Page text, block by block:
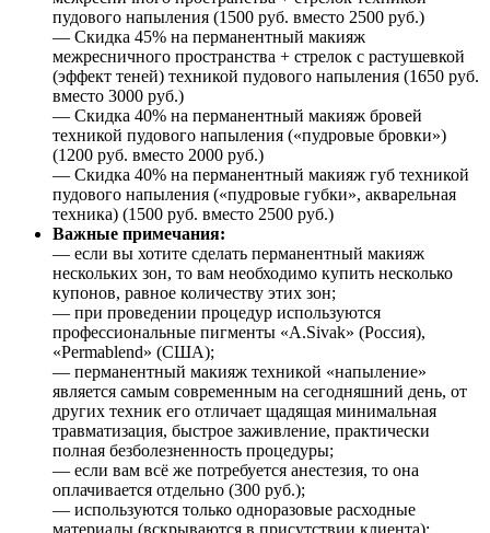
пудового напыления (1500 руб. вместо 2500 руб.)
— Скидка 45% на перманентный макияж
межресничного пространства + стрелок с растушевкой
(эффект теней) техникой пудового напыления (1650 руб.
вместо 3000 руб.)
— Скидка 40% на перманентный макияж бровей
техникой пудового напыления («пудровые бровки»)
(1200 руб. вместо 2000 руб.)
— Скидка 40% на перманентный макияж губ техникой
пудового напыления («пудровые губки», акварельная
техника) (1500 руб. вместо 2500 руб.)
Важные примечания:
— если вы хотите сделать перманентный макияж
нескольких зон, то вам необходимо купить несколько
купонов, равное количеству этих зон;
— при проведении процедур используются
профессиональные пигменты «A.Sivak» (Россия),
«Permablend» (США);
— перманентный макияж техникой «напыление»
является самым современным на сегодняшний день, от
других техник его отличает щадящая минимальная
травматизация, быстрое заживление, практически
полная безболезненность процедуры;
— если вам всё же потребуется анестезия, то она
оплачивается отдельно (300 руб.);
— используются только одноразовые расходные
материалы (вскрываются в присутствии клиента);